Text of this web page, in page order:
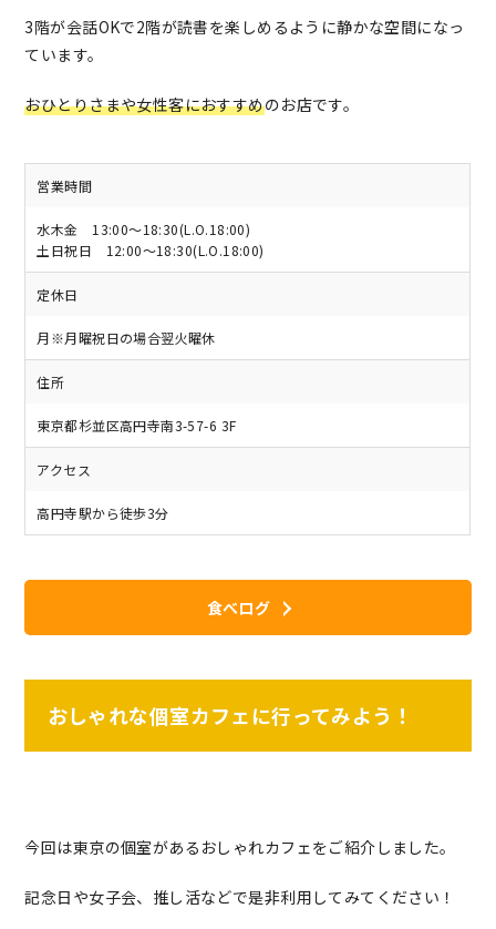
3階が会話OKで2階が読書を楽しめるように静かな空間になっ
ています。
おひとりさまや女性客におすすめのお店です。
営業時間
水木金 13:00〜18:30(L.O.18:00)
土日祝日 12:00〜18:30(L.O.18:00)
定休日
月※月曜祝日の場合翌火曜休
住所
東京都杉並区高円寺南3-57-6 3F
アクセス
高円寺駅から徒歩3分
食べログ
おしゃれな個室カフェに行ってみよう！
今回は東京の個室があるおしゃれカフェをご紹介しました。
記念日や女子会、推し活などで是非利用してみてください！